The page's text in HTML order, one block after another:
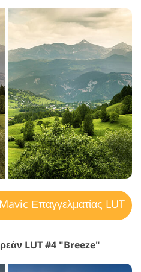
Mavic Επαγγελματίας LUT
LUT #4 "Breeze"